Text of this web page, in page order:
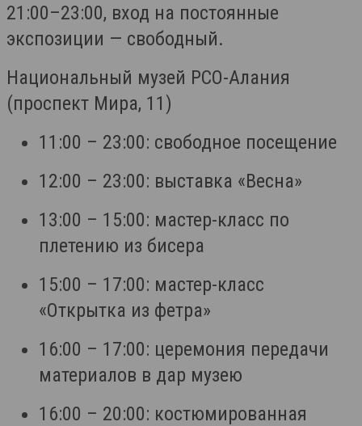
21:00–23:00, вход на постоянные
экспозиции — свободный.
Национальный музей РСО-Алания
(проспект Мира, 11)
11:00 – 23:00: свободное посещение
12:00 – 23:00: выставка «Весна»
13:00 – 15:00: мастер-класс по
плетению из бисера
15:00 – 17:00: мастер-класс
«Открытка из фетра»
16:00 – 17:00: церемония передачи
материалов в дар музею
16:00 – 20:00: костюмированная